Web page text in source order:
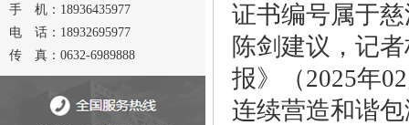
手 机：18936435977
电 话：18932695977
传 真：0632-6989888
证书编号属于
陈剑建议，记
报》（2025年
连续营造和谐